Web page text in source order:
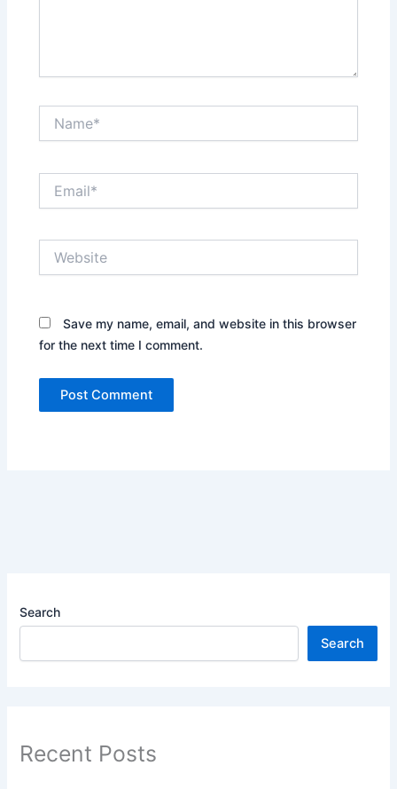
Save my name, email, and website in this browser
for the next time I comment.
Search
Search
Recent Posts